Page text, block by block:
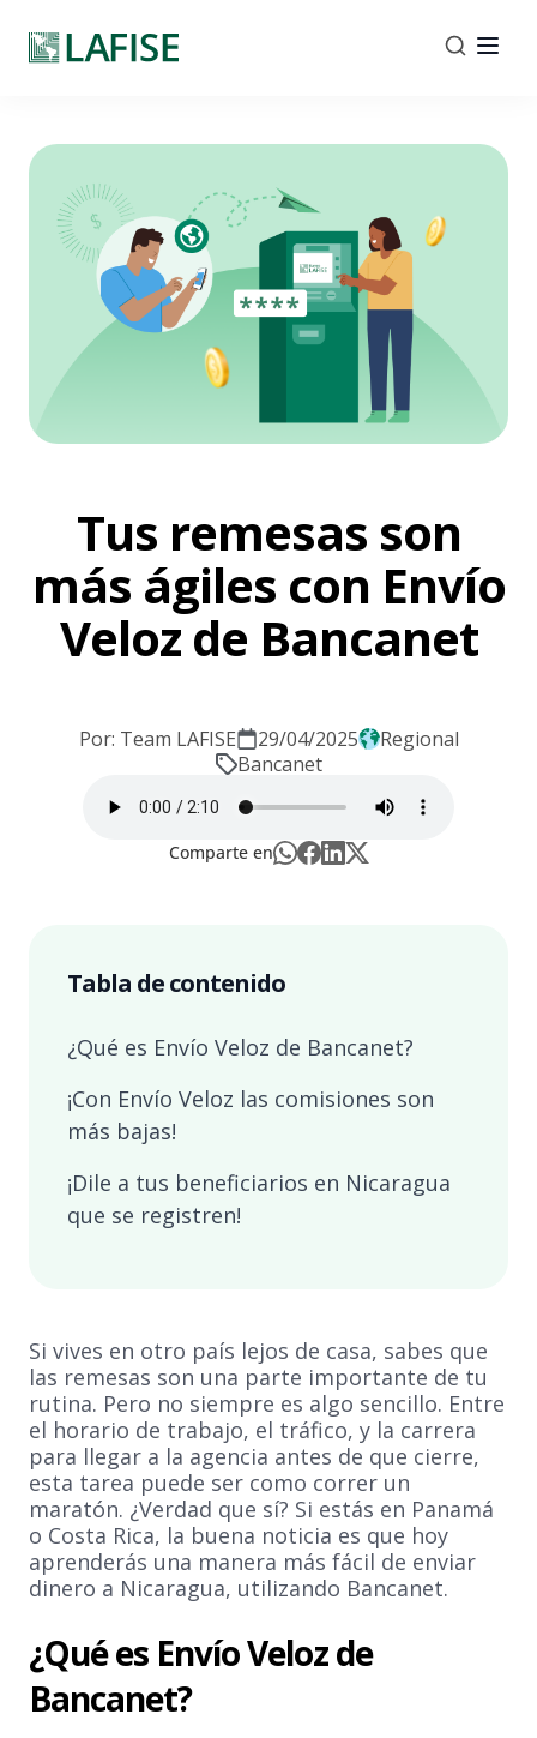
Tus remesas son
más ágiles con Envío
Veloz de Bancanet
Por: Team LAFISE 29/04/2025
Regional
Bancanet
Comparte en
Tabla de contenido
¿Qué es Envío Veloz de Bancanet?
¡Con Envío Veloz las comisiones son
más bajas!
¡Dile a tus beneficiarios en Nicaragua
que se registren!
Si vives en otro país lejos de casa, sabes que
las remesas son una parte importante de tu
rutina. Pero no siempre es algo sencillo. Entre
el horario de trabajo, el tráfico, y la carrera
para llegar a la agencia antes de que cierre,
esta tarea puede ser como correr un
maratón. ¿Verdad que sí? Si estás en Panamá
o Costa Rica, la buena noticia es que hoy
aprenderás una manera más fácil de enviar
dinero a Nicaragua, utilizando Bancanet.
¿Qué es Envío Veloz de
Bancanet?